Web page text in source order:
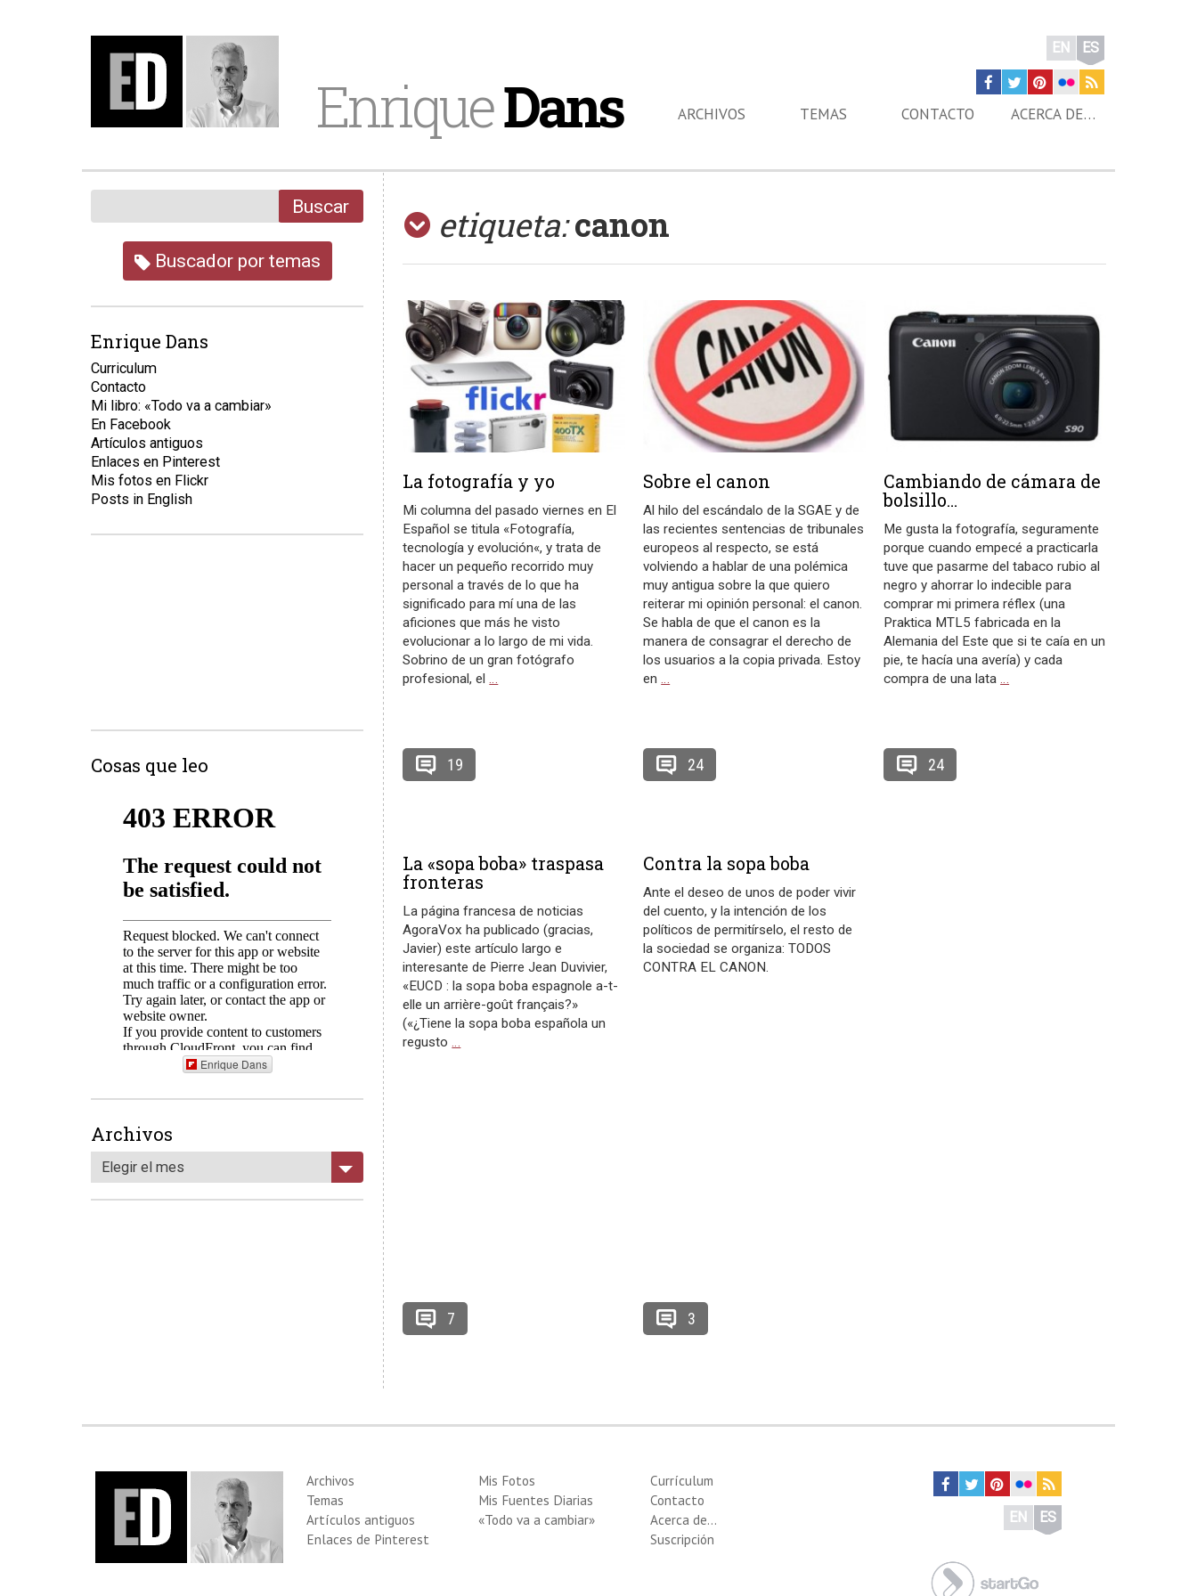
EnriqueDans
EN ES
ARCHIVOS TEMAS CONTACTO ACERCA DE…
etiqueta: canon
La fotografía y yo
Mi columna del pasado viernes en El
Español se titula «Fotografía,
tecnología y evolución«, y trata de
hacer un pequeño recorrido muy
personal a través de lo que ha
significado para mí una de las
aficiones que más he visto
evolucionar a lo largo de mi vida.
Sobrino de un gran fotógrafo
profesional, el…
19
Sobre el canon
Al hilo del escándalo de la SGAE y de
las recientes sentencias de tribunales
europeos al respecto, se está
volviendo a hablar de una polémica
muy antigua sobre la que quiero
reiterar mi opinión personal: el canon.
Se habla de que el canon es la
manera de consagrar el derecho de
los usuarios a la copia privada. Estoy
en…
24
Cambiando de cámara de
bolsillo…
Me gusta la fotografía, seguramente
porque cuando empecé a practicarla
tuve que pasarme del tabaco rubio al
negro y ahorrar lo indecible para
comprar mi primera réflex (una
Praktica MTL5 fabricada en la
Alemania del Este que si te caía en un
pie, te hacía una avería) y cada
compra de una lata…
24
La «sopa boba» traspasa
fronteras
La página francesa de noticias
AgoraVox ha publicado (gracias,
Javier) este artículo largo e
interesante de Pierre Jean Duvivier,
«EUCD : la sopa boba espagnole a-t-
elle un arrière-goût français?»
(«¿Tiene la sopa boba española un
regusto…
7
Contra la sopa boba
Ante el deseo de unos de poder vivir
del cuento, y la intención de los
políticos de permitírselo, el resto de
la sociedad se organiza: TODOS
CONTRA EL CANON.
3
Buscar
Buscador por temas
Enrique Dans
Curriculum
Contacto
Mi libro: «Todo va a cambiar»
En Facebook
Artículos antiguos
Enlaces en Pinterest
Mis fotos en Flickr
Posts in English
Cosas que leo
Enrique Dans
Archivos
Elegir el mes
Archivos
Temas
Artículos antiguos
Enlaces de Pinterest
Mis Fotos
Mis Fuentes Diarias
«Todo va a cambiar»
Currículum
Contacto
Acerca de…
Suscripción
EN ES